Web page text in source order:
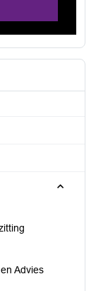
Advies